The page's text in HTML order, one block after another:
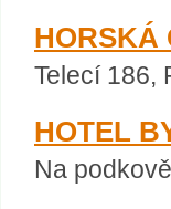
HORSKÁ
Telecí 186,
HOTEL
Na